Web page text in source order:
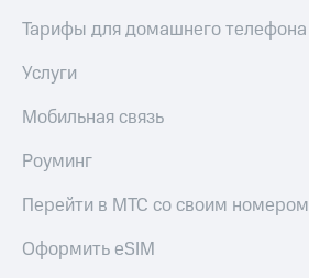
Еврооблигации-2023
именных
Регистратор
Контакты
Тарифы для домашнего телефона
Услуги
Мобильная связь
Роуминг
Перейти в МТС со своим номером
Оформить eSIM